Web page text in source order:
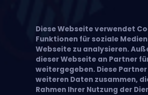
Diese Webseite verwendet
Funktionen für soziale
Webseite zu analysieren.
dieser Webseite an Partner
weitergegeben. Diese
weiteren Daten zusammen,
Rahmen Ihrer Nutzung der